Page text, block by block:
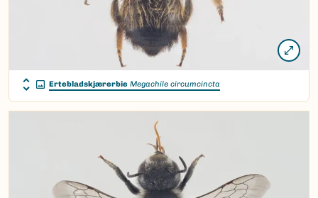
Ertebladskjærerbie Megachile circumcincta